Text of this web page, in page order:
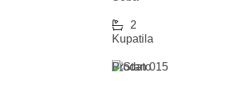
2
Kupatila
Prodato